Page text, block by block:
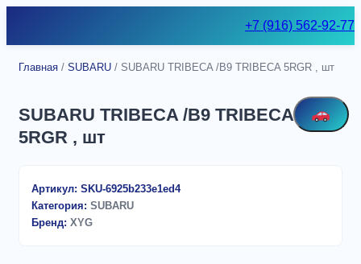
+7 (916) 562-92-77
Главная / SUBARU / SUBARU TRIBECA /B9 TRIBECA 5RGR , шт
SUBARU TRIBECA /B9 TRIBECA
5RGR , шт
Артикул: SKU-6925b233e1ed4
Категория: SUBARU
Бренд: XYG